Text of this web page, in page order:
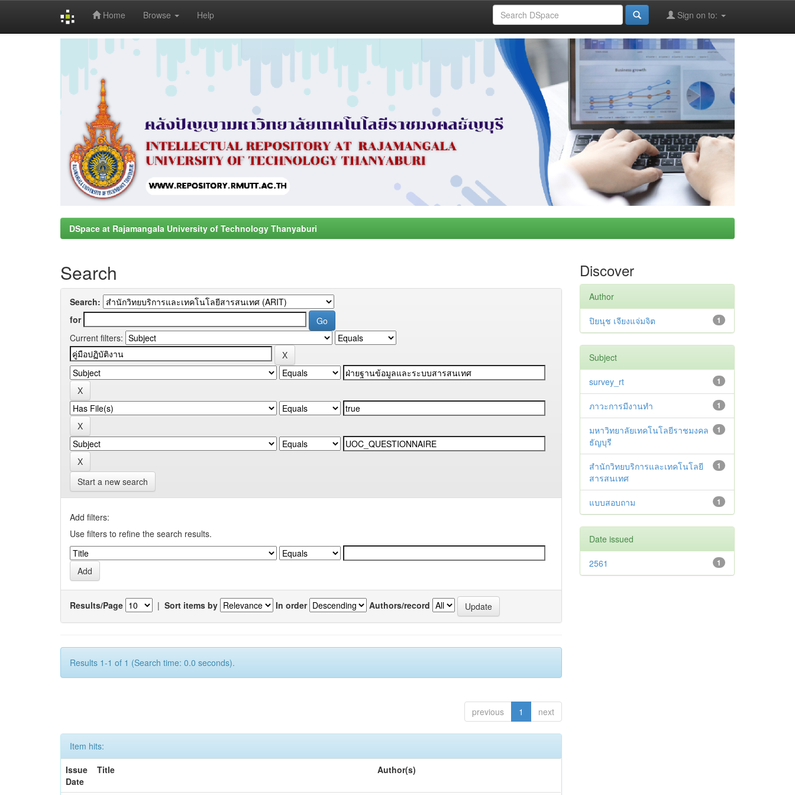
Home Browse Help Sign on to:
DSpace at Rajamangala University of Technology Thanyaburi
Search
Search:
for
Current filters:
Start a new search
Add filters:
Use filters to refine the search results.
Results/Page | Sort items by In order Authors/record
Results 1-1 of 1 (Search time: 0.0 seconds).
previous 1 next
Item hits:
Issue
Date
Title Author(s)
Discover
Author
1
ปิยนุช เจียงแจ่มจิต
Subject
1
survey_rt
1
ภาวะการมีงานทำ
1
มหาวิทยาลัยเทคโนโลยีราชมงคล
ธัญบุรี
1
สำนักวิทยบริการและเทคโนโลยี
สารสนเทศ
1
แบบสอบถาม
Date issued
1
2561